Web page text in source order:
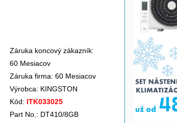
Záruka koncový zákazník:
60 Mesiacov
Záruka firma: 60 Mesiacov
Výrobca: KINGSTON
Kód: ITK033025
Part No.: DT410/8GB